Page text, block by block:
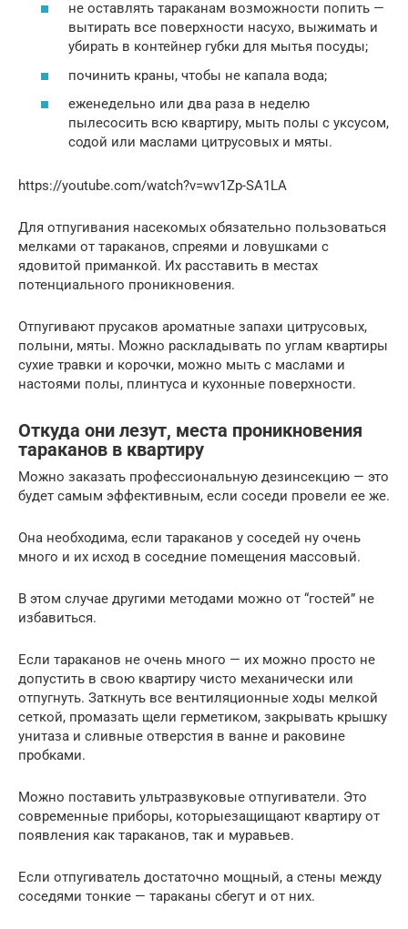
не оставлять тараканам возможности попить —
вытирать все поверхности насухо, выжимать и
убирать в контейнер губки для мытья посуды;
починить краны, чтобы не капала вода;
еженедельно или два раза в неделю
пылесосить всю квартиру, мыть полы с уксусом,
содой или маслами цитрусовых и мяты.
https://youtube.com/watch?v=wv1Zp-SA1LA
Для отпугивания насекомых обязательно пользоваться
мелками от тараканов, спреями и ловушками с
ядовитой приманкой. Их расставить в местах
потенциального проникновения.
Отпугивают прусаков ароматные запахи цитрусовых,
полыни, мяты. Можно раскладывать по углам квартиры
сухие травки и корочки, можно мыть с маслами и
настоями полы, плинтуса и кухонные поверхности.
Откуда они лезут, места проникновения
тараканов в квартиру
Можно заказать профессиональную дезинсекцию — это
будет самым эффективным, если соседи провели ее же.
Она необходима, если тараканов у соседей ну очень
много и их исход в соседние помещения массовый.
В этом случае другими методами можно от “гостей” не
избавиться.
Если тараканов не очень много — их можно просто не
допустить в свою квартиру чисто механически или
отпугнуть. Заткнуть все вентиляционные ходы мелкой
сеткой, промазать щели герметиком, закрывать крышку
унитаза и сливные отверстия в ванне и раковине
пробками.
Можно поставить ультразвуковые отпугиватели. Это
современные приборы, которыезащищают квартиру от
появления как тараканов, так и муравьев.
Если отпугиватель достаточно мощный, а стены между
соседями тонкие — тараканы сбегут и от них.